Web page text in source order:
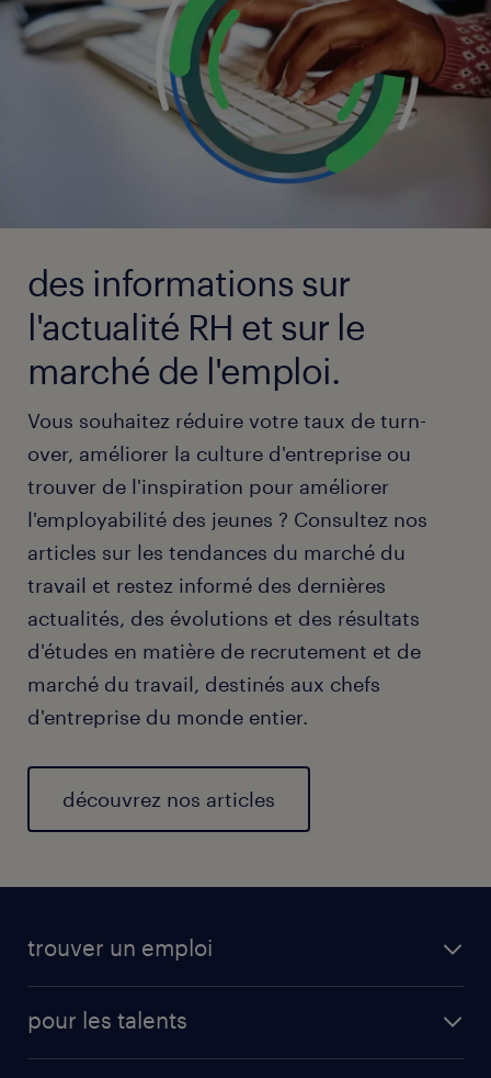
des informations sur
l'actualité RH et sur le
marché de l'emploi.
Vous souhaitez réduire votre taux de turn-
over, améliorer la culture d'entreprise ou
trouver de l'inspiration pour améliorer
l'employabilité des jeunes ? Consultez nos
articles sur les tendances du marché du
travail et restez informé des dernières
actualités, des évolutions et des résultats
d'études en matière de recrutement et de
marché du travail, destinés aux chefs
d'entreprise du monde entier.
découvrez nos articles
trouver un emploi
pour les talents